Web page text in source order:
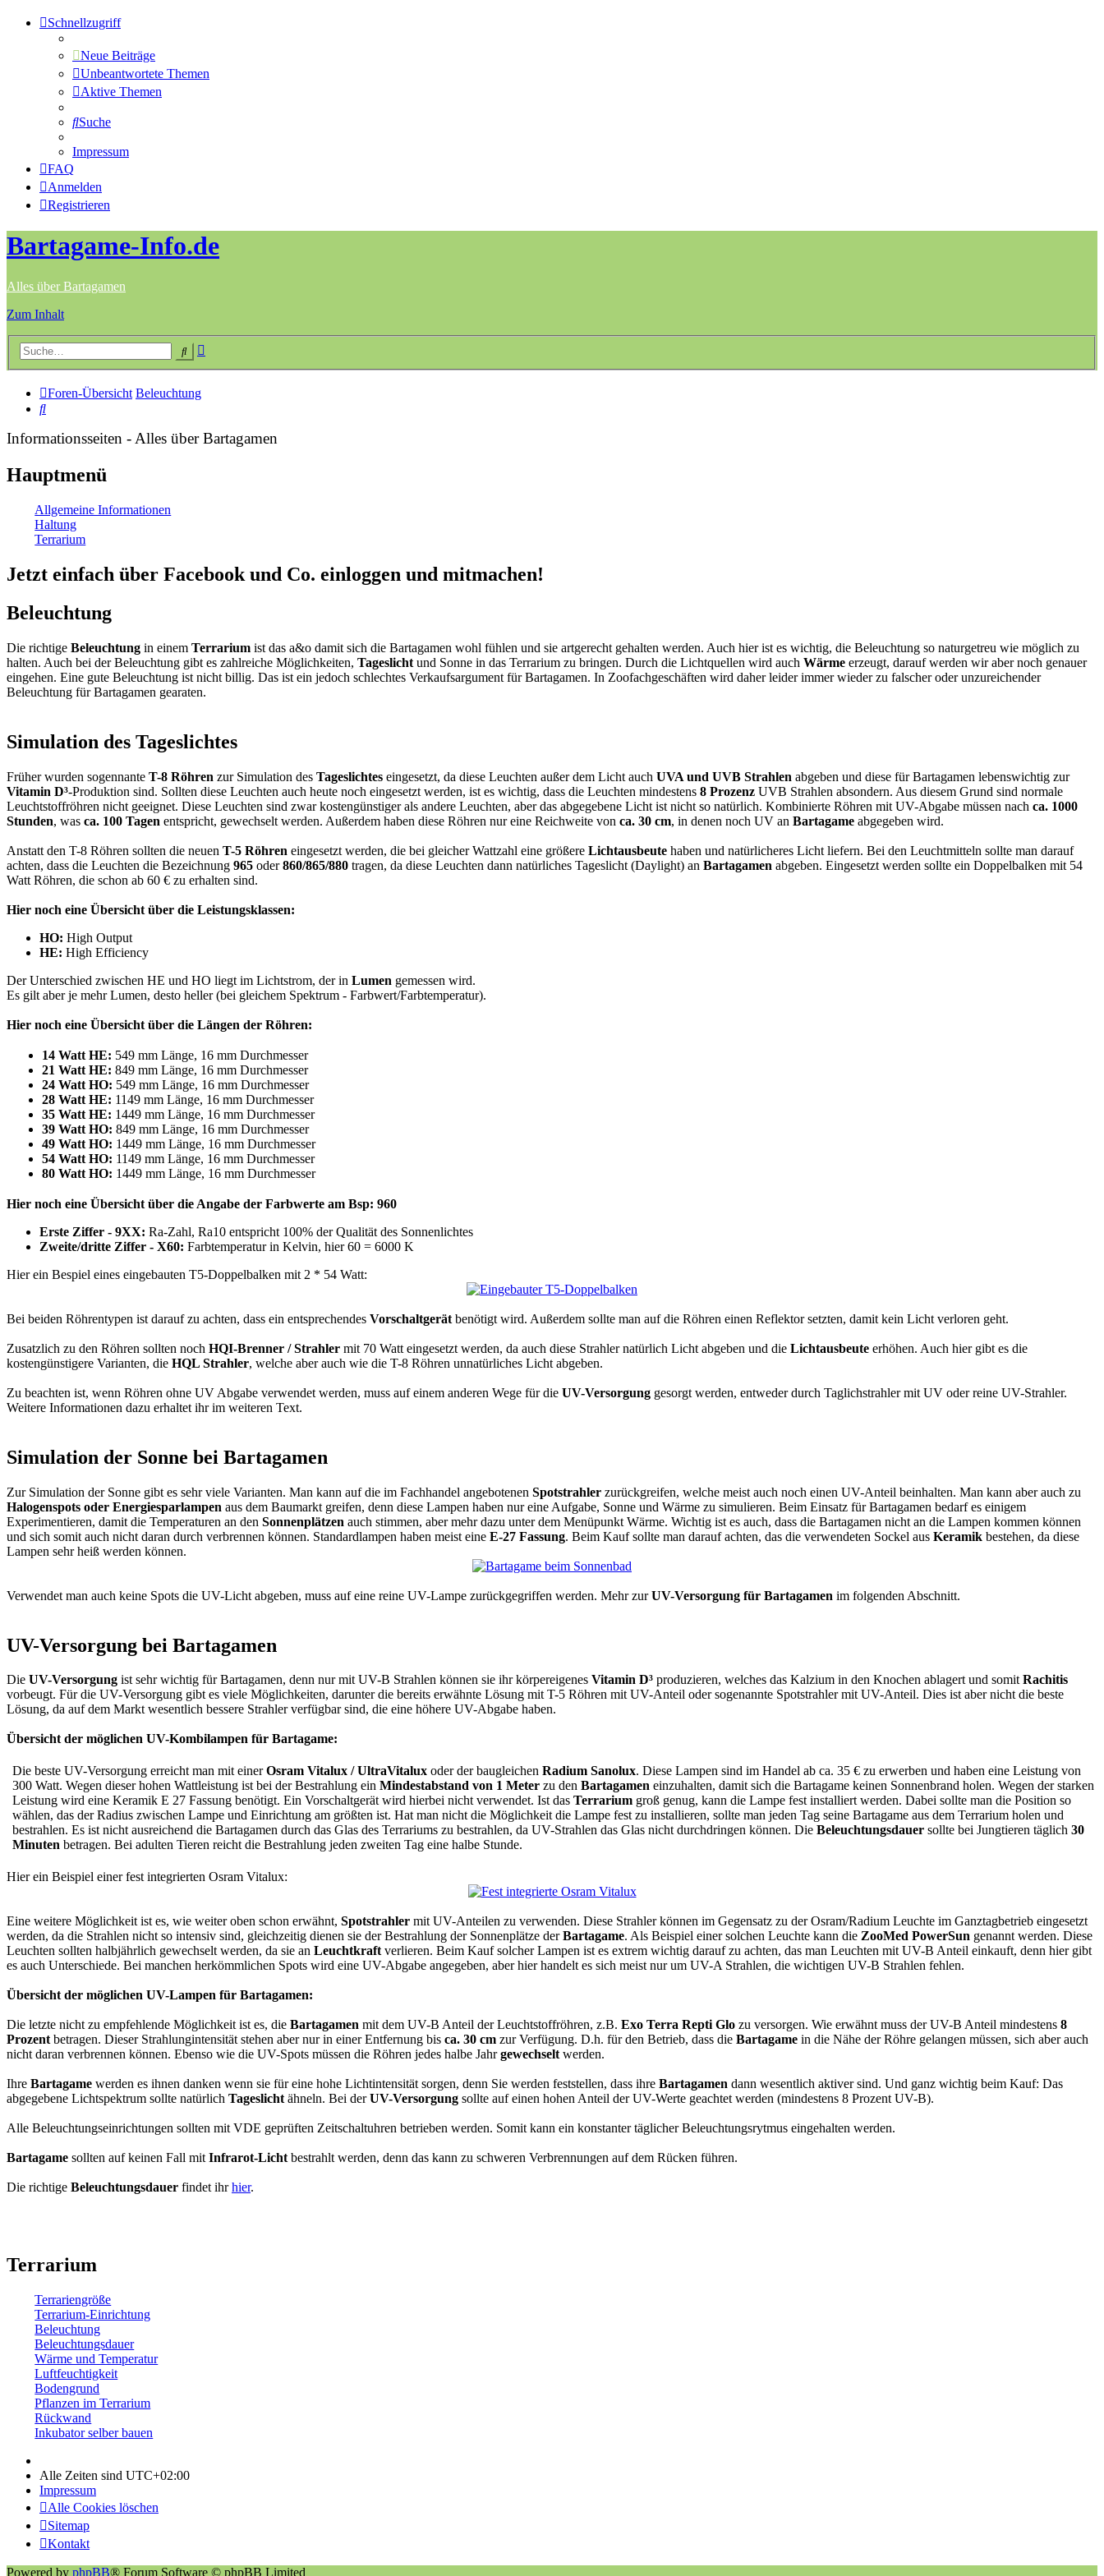
Schnellzugriff
Neue Beiträge
Unbeantwortete Themen
Aktive Themen
Suche
Impressum
FAQ
Anmelden
Registrieren
Bartagame-Info.de
Alles über Bartagamen
Zum Inhalt
Suche
Foren-Übersicht Beleuchtung
Suche
Informationsseiten - Alles über Bartagamen
Hauptmenü
Allgemeine Informationen
Haltung
Terrarium
Jetzt einfach über Facebook und Co. einloggen und mitmachen!
Beleuchtung
Die richtige Beleuchtung in einem Terrarium ist das a&o damit sich die Bartagamen wohl fühlen und sie artgerecht gehalten werden. Auch hier ist es wichtig, die Beleuchtung so naturgetreu wie möglich zu
halten. Auch bei der Beleuchtung gibt es zahlreiche Möglichkeiten, Tageslicht und Sonne in das Terrarium zu bringen. Durch die Lichtquellen wird auch Wärme erzeugt, darauf werden wir aber noch genauer
eingehen. Eine gute Beleuchtung ist nicht billig. Das ist ein jedoch schlechtes Verkaufsargument für Bartagamen. In Zoofachgeschäften wird daher leider immer wieder zu falscher oder unzureichender
Beleuchtung für Bartagamen gearaten.
Simulation des Tageslichtes
Früher wurden sogennante T-8 Röhren zur Simulation des Tageslichtes eingesetzt, da diese Leuchten außer dem Licht auch UVA und UVB Strahlen abgeben und diese für Bartagamen lebenswichtig zur
Vitamin D³-Produktion sind. Sollten diese Leuchten auch heute noch eingesetzt werden, ist es wichtig, dass die Leuchten mindestens 8 Prozenz UVB Strahlen absondern. Aus diesem Grund sind normale
Leuchtstoffröhren nicht geeignet. Diese Leuchten sind zwar kostengünstiger als andere Leuchten, aber das abgegebene Licht ist nicht so natürlich. Kombinierte Röhren mit UV-Abgabe müssen nach ca. 1000
Stunden, was ca. 100 Tagen entspricht, gewechselt werden. Außerdem haben diese Röhren nur eine Reichweite von ca. 30 cm, in denen noch UV an Bartagame abgegeben wird.
Anstatt den T-8 Röhren sollten die neuen T-5 Röhren eingesetzt werden, die bei gleicher Wattzahl eine größere Lichtausbeute haben und natürlicheres Licht liefern. Bei den Leuchtmitteln sollte man darauf
achten, dass die Leuchten die Bezeichnung 965 oder860/865/880 tragen, da diese Leuchten dann natürliches Tageslicht (Daylight) an Bartagamen abgeben. Eingesetzt werden sollte ein Doppelbalken mit 54
Watt Röhren, die schon ab 60 € zu erhalten sind.
Hier noch eine Übersicht über die Leistungsklassen:
HO: High Output
HE: High Efficiency
Der Unterschied zwischen HE und HO liegt im Lichtstrom, der in Lumen gemessen wird.
Es gilt aber je mehr Lumen, desto heller (bei gleichem Spektrum - Farbwert/Farbtemperatur).
Hier noch eine Übersicht über die Längen der Röhren:
14 Watt HE: 549 mm Länge, 16 mm Durchmesser
21 Watt HE: 849 mm Länge, 16 mm Durchmesser
24 Watt HO: 549 mm Länge, 16 mm Durchmesser
28 Watt HE: 1149 mm Länge, 16 mm Durchmesser
35 Watt HE: 1449 mm Länge, 16 mm Durchmesser
39 Watt HO: 849 mm Länge, 16 mm Durchmesser
49 Watt HO: 1449 mm Länge, 16 mm Durchmesser
54 Watt HO: 1149 mm Länge, 16 mm Durchmesser
80 Watt HO: 1449 mm Länge, 16 mm Durchmesser
Hier noch eine Übersicht über die Angabe der Farbwerte am Bsp: 960
Erste Ziffer - 9XX: Ra-Zahl, Ra10 entspricht 100% der Qualität des Sonnenlichtes
Zweite/dritte Ziffer - X60: Farbtemperatur in Kelvin, hier 60 = 6000 K
Hier ein Bespiel eines eingebauten T5-Doppelbalken mit 2 * 54 Watt:
Bei beiden Röhrentypen ist darauf zu achten, dass ein entsprechendes Vorschaltgerät benötigt wird. Außerdem sollte man auf die Röhren einen Reflektor setzten, damit kein Licht verloren geht.
Zusatzlich zu den Röhren sollten noch HQI-Brenner / Strahler mit 70 Watt eingesetzt werden, da auch diese Strahler natürlich Licht abgeben und die Lichtausbeute erhöhen. Auch hier gibt es die
kostengünstigere Varianten, die HQL Strahler, welche aber auch wie die T-8 Röhren unnatürliches Licht abgeben.
Zu beachten ist, wenn Röhren ohne UV Abgabe verwendet werden, muss auf einem anderen Wege für die UV-Versorgung gesorgt werden, entweder durch Taglichstrahler mit UV oder reine UV-Strahler.
Weitere Informationen dazu erhaltet ihr im weiteren Text.
Simulation der Sonne bei Bartagamen
Zur Simulation der Sonne gibt es sehr viele Varianten. Man kann auf die im Fachhandel angebotenen Spotstrahler zurückgreifen, welche meist auch noch einen UV-Anteil beinhalten. Man kann aber auch zu
Halogenspots oder Energiesparlampen aus dem Baumarkt greifen, denn diese Lampen haben nur eine Aufgabe, Sonne und Wärme zu simulieren. Beim Einsatz für Bartagamen bedarf es einigem
Experimentieren, damit die Temperaturen an den Sonnenplätzen auch stimmen, aber mehr dazu unter dem Menüpunkt Wärme. Wichtig ist es auch, dass die Bartagamen nicht an die Lampen kommen können
und sich somit auch nicht daran durch verbrennen können. Standardlampen haben meist eine E-27 Fassung. Beim Kauf sollte man darauf achten, das die verwendeten Sockel aus Keramik bestehen, da diese
Lampen sehr heiß werden können.
Verwendet man auch keine Spots die UV-Licht abgeben, muss auf eine reine UV-Lampe zurückgegriffen werden. Mehr zurUV-Versorgung für Bartagamen im folgenden Abschnitt.
UV-Versorgung bei Bartagamen
Die UV-Versorgung ist sehr wichtig für Bartagamen, denn nur mit UV-B Strahlen können sie ihr körpereigenes Vitamin D³ produzieren, welches das Kalzium in den Knochen ablagert und somitRachitis
vorbeugt. Für die UV-Versorgung gibt es viele Möglichkeiten, darunter die bereits erwähnte Lösung mit T-5 Röhren mit UV-Anteil oder sogenannte Spotstrahler mit UV-Anteil. Dies ist aber nicht die beste
Lösung, da auf dem Markt wesentlich bessere Strahler verfügbar sind, die eine höhere UV-Abgabe haben.
Übersicht der möglichen UV-Kombilampen für Bartagame:
Die beste UV-Versorgung erreicht man mit einerOsram Vitalux / UltraVitalux oder der baugleichen Radium Sanolux. Diese Lampen sind im Handel ab ca. 35 € zu erwerben und haben eine Leistung von
300 Watt. Wegen dieser hohen Wattleistung ist bei der Bestrahlung ein Mindestabstand von 1 Meter zu den Bartagamen einzuhalten, damit sich die Bartagame keinen Sonnenbrand holen. Wegen der starken
Leistung wird eine Keramik E 27 Fassung benötigt. Ein Vorschaltgerät wird hierbei nicht verwendet. Ist das Terrarium groß genug, kann die Lampe fest installiert werden. Dabei sollte man die Position so
wählen, das der Radius zwischen Lampe und Einrichtung am größten ist. Hat man nicht die Möglichkeit die Lampe fest zu installieren, sollte man jeden Tag seine Bartagame aus dem Terrarium holen und
bestrahlen. Es ist nicht ausreichend die Bartagamen durch das Glas des Terrariums zu bestrahlen, da UV-Strahlen das Glas nicht durchdringen können. Die Beleuchtungsdauer sollte bei Jungtieren täglich 30
Minuten betragen. Bei adulten Tieren reicht die Bestrahlung jeden zweiten Tag eine halbe Stunde.
Hier ein Beispiel einer fest integrierten Osram Vitalux:
Eine weitere Möglichkeit ist es, wie weiter oben schon erwähnt, Spotstrahler mit UV-Anteilen zu verwenden. Diese Strahler können im Gegensatz zu der Osram/Radium Leuchte im Ganztagbetrieb eingesetzt
werden, da die Strahlen nicht so intensiv sind, gleichzeitig dienen sie der Bestrahlung der Sonnenplätze derBartagame. Als Beispiel einer solchen Leuchte kann die ZooMed PowerSun genannt werden. Diese
Leuchten sollten halbjährlich gewechselt werden, da sie an Leuchtkraftverlieren. Beim Kauf solcher Lampen ist es extrem wichtig darauf zu achten, das man Leuchten mit UV-B Anteil einkauft, denn hier gibt
es auch Unterschiede. Bei manchen herkömmlichen Spots wird eine UV-Abgabe angegeben, aber hier handelt es sich meist nur um UV-A Strahlen, die wichtigen UV-B Strahlen fehlen.
Übersicht der möglichen UV-Lampen für Bartagamen:
Die letzte nicht zu empfehlende Möglichkeit ist es, die Bartagamen mit dem UV-B Anteil der Leuchtstoffröhren, z.B. Exo Terra Repti Glo zu versorgen. Wie erwähnt muss der UV-B Anteil mindestens 8
Prozentbetragen. Dieser Strahlungintensität stehen aber nur in einer Entfernung bis ca. 30 cm zur Verfügung. D.h. für den Betrieb, dass die Bartagame in die Nähe der Röhre gelangen müssen, sich aber auch
nicht daran verbrennen können. Ebenso wie die UV-Spots müssen die Röhren jedes halbe Jahrgewechseltwerden.
Ihre Bartagame werden es ihnen danken wenn sie für eine hohe Lichtintensität sorgen, denn Sie werden feststellen, dass ihre Bartagamen dann wesentlich aktiver sind. Und ganz wichtig beim Kauf: Das
abgegebene Lichtspektrum sollte natürlich Tageslichtähneln. Bei derUV-Versorgung sollte auf einen hohen Anteil der UV-Werte geachtet werden (mindestens 8 Prozent UV-B).
Alle Beleuchtungseinrichtungen sollten mit VDE geprüften Zeitschaltuhren betrieben werden. Somit kann ein konstanter täglicher Beleuchtungsrytmus eingehalten werden.
Bartagame sollten auf keinen Fall mitInfrarot-Lichtbestrahlt werden, denn das kann zu schweren Verbrennungen auf dem Rücken führen.
Die richtige Beleuchtungsdauer findet ihrhier.
Terrarium
Terrariengröße
Terrarium-Einrichtung
Beleuchtung
Beleuchtungsdauer
Wärme und Temperatur
Luftfeuchtigkeit
Bodengrund
Pflanzen im Terrarium
Rückwand
Inkubator selber bauen
Alle Zeiten sind UTC+02:00
Impressum
Alle Cookies löschen
Sitemap
Kontakt
Powered by phpBB® Forum Software © phpBB Limited